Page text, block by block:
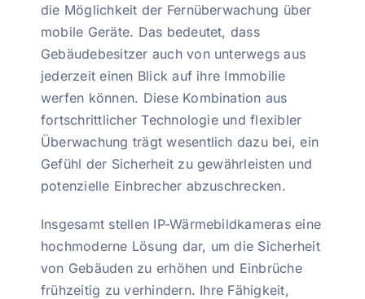
die Möglichkeit der Fernüberwachung über
mobile Geräte. Das bedeutet, dass
Gebäudebesitzer auch von unterwegs aus
jederzeit einen Blick auf ihre Immobilie
werfen können. Diese Kombination aus
fortschrittlicher Technologie und flexibler
Überwachung trägt wesentlich dazu bei, ein
Gefühl der Sicherheit zu gewährleisten und
potenzielle Einbrecher abzuschrecken.
Insgesamt stellen IP-Wärmebildkameras eine
hochmoderne Lösung dar, um die Sicherheit
von Gebäuden zu erhöhen und Einbrüche
frühzeitig zu verhindern. Ihre Fähigkeit,